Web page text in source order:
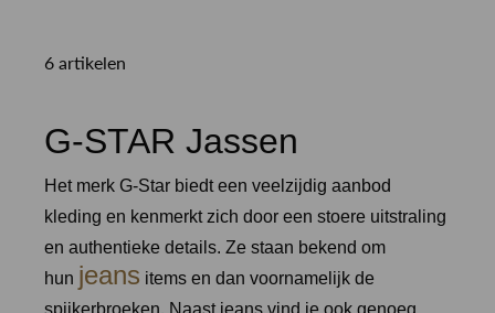
6 artikelen
G-STAR Jassen
Het merk G-Star biedt een veelzijdig aanbod
kleding en kenmerkt zich door een stoere uitstraling
en authentieke details. Ze staan bekend om
hun jeans items en dan voornamelijk de
spijkerbroeken. Naast jeans vind je ook genoeg